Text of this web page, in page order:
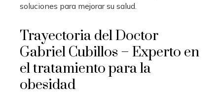
soluciones para mejorar su salud.
Trayectoria del Doctor
Gabriel Cubillos – Experto en
el tratamiento para la
obesidad